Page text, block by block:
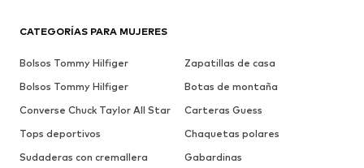
CATEGORÍAS PARA MUJERES
Bolsos Tommy Hilfiger
Zapatillas de casa
Bolsos Tommy Hilfiger
Botas de montaña
Converse Chuck Taylor All Star
Carteras Guess
Tops deportivos
Chaquetas polares
Sudaderas con cremallera
Gabardinas